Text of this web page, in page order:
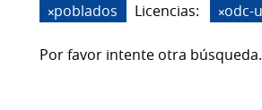
poblados
Licencias: odc-
Por favor intente otra búsqueda.